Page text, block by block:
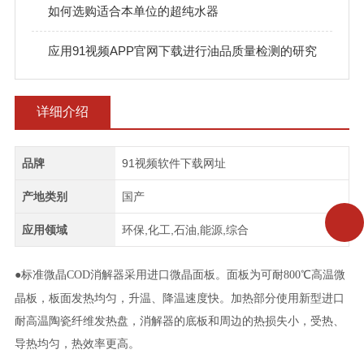
如何选购适合本单位的超纯水器
应用91视频APP官网下载进行油品质量检测的研究
详细介绍
品牌 91视频软件下载网址
产地类别 国产
应用领域 环保,化工,石油,能源,综合
●标准微晶COD消解器采用进口微晶面板。面板为可耐800℃高温微
晶板，板面发热均匀，升温、降温速度快。加热部分使用新型进口
耐高温陶瓷纤维发热盘，消解器的底板和周边的热损失小，受热、
导热均匀，热效率更高。